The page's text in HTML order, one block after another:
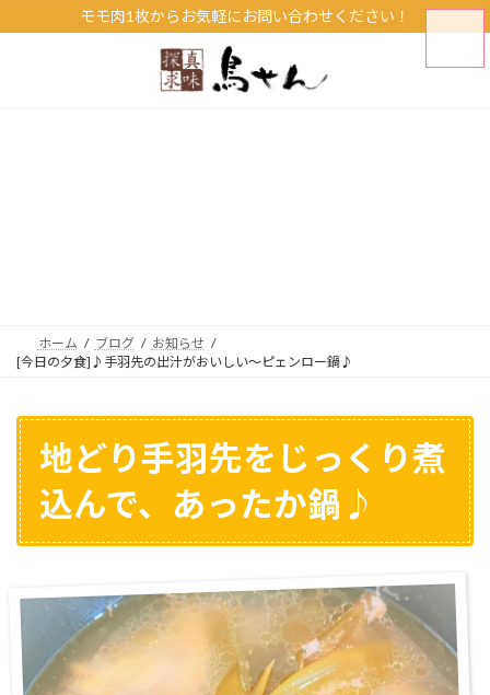
モモ肉1枚からお気軽にお問い合わせください！
ホーム ブログ
お知らせ
[今日の夕食]♪手羽先の出汁がおいしい～ピェンロー鍋♪
地どり手羽先をじっくり煮
込んで、あったか鍋♪